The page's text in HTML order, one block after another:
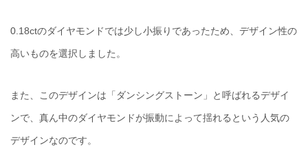
0.18ctのダイヤモンドでは少し小振りであったため、デザイン性の
高いものを選択しました。
また、このデザインは「ダンシングストーン」と呼ばれるデザイ
ンで、真ん中のダイヤモンドが振動によって揺れるという人気の
デザインなのです。